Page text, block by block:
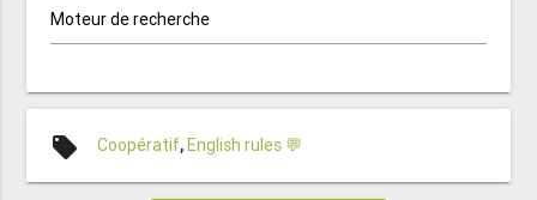
Moteur de recherche
local_offer Coopératif, English rules 💬